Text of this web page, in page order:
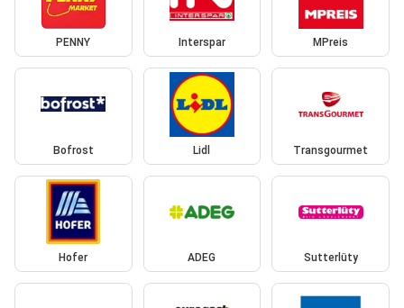
PENNY Interspar MPreis
Bofrost Lidl Transgourmet
Hofer ADEG Sutterlüty